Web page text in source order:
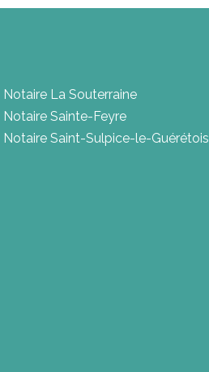
Notaire La Souterraine
Notaire Sainte-Feyre
Notaire Saint-Sulpice-le-Guérétois